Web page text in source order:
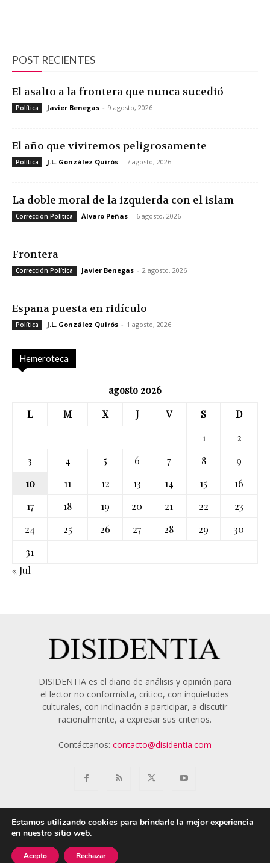
POST RECIENTES
El asalto a la frontera que nunca sucedió
Política Javier Benegas - 9 agosto, 2026
El año que viviremos peligrosamente
Política J.L. González Quirós - 7 agosto, 2026
La doble moral de la izquierda con el islam
Corrección Política Álvaro Peñas - 6 agosto, 2026
Frontera
Corrección Política Javier Benegas - 2 agosto, 2026
España puesta en ridículo
Política J.L. González Quirós - 1 agosto, 2026
Hemeroteca
agosto 2026
L
M X J V S
D
1
2
3
4 5 6 7 8
9
10
11 12 13 14 15
16
17
18 19 20 21 22
23
24
25 26 27 28 29
30
31
« Jul
DISIDENTIA es el diario de análisis y opinión para
el lector no conformista, crítico, con inquietudes
culturales, con inclinación a participar, a discutir
racionalmente, a expresar sus criterios.
Contáctanos: contacto@disidentia.com
© 2018 - 2024 Disidentia
Estamos utilizando cookies para brindarle la mejor experiencia
en nuestro sitio web.
Acepto Rechazar